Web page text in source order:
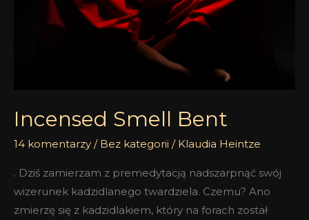
Incensed Smell Bent
14 komentarzy / Bez kategorii / Klaudia Heintze
. Dziś zamierzam z premedytacją nadszarpnąć swój
wizerunek kadzidlanego twardziela. Czemu? Ano
zmierzę się z kadzidlakiem, który na forach został